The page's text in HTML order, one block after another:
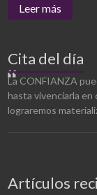
Leer más
Cita del día
La CONFIANZA
hasta vivenciarla en
lograremos
Artículos